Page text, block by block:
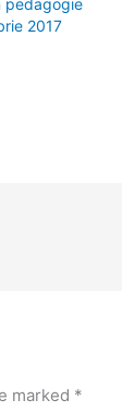
2017
marked *